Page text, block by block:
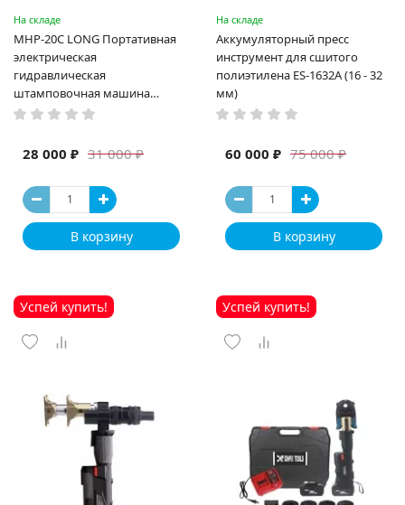
На складе
MHP-20C LONG Портативная
электрическая
гидравлическая
штамповочная машина
высокая мощность и мощный
машина
31 000 ₽
28 000 ₽
В корзину
На складе
Аккумуляторный пресс
инструмент для сшитого
полиэтилена ES-1632A (16 - 32
мм)
75 000 ₽
60 000 ₽
В корзину
Успей купить! Успей купить!